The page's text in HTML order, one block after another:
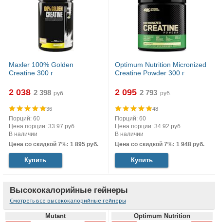
Maxler 100% Golden
Creatine 300 г
2 038 руб.
36
Порций: 60
Цена порции: 33.97 руб.
В наличии
Цена со скидкой 7%: 1 895 руб.
Купить
Optimum Nutrition Micronized
Creatine Powder 300 г
2 095 руб.
48
Порций: 60
Цена порции: 34.92 руб.
В наличии
Цена со скидкой 7%: 1 948 руб.
Купить
Высококалорийные гейнеры
Смотреть все высококалорийные гейнеры
Mutant Optimum Nutrition